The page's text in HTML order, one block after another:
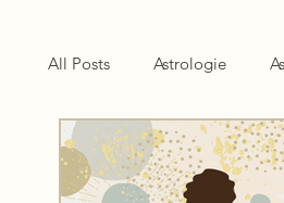
All Posts Astrologie